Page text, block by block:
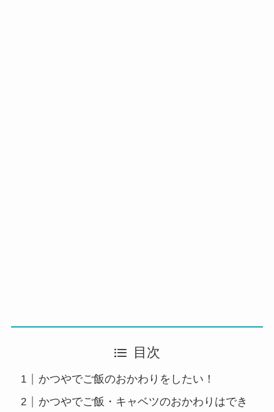
目次
かつやでご飯のおかわりをしたい！
かつやでご飯・キャベツのおかわりはでき